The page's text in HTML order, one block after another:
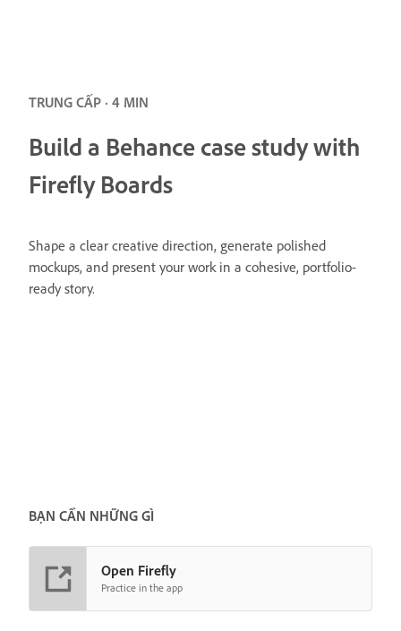
TRUNG CẤP · 4 MIN
Build a Behance case study with
Firefly Boards
Shape a clear creative direction, generate polished
mockups, and present your work in a cohesive, portfolio-
ready story.
BẠN CẦN NHỮNG GÌ
Open Firefly
Practice in the app